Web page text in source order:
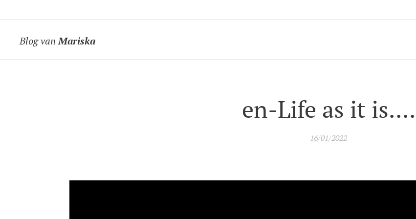
Blog vanMariska
en-Life as it is....
16/01/2022